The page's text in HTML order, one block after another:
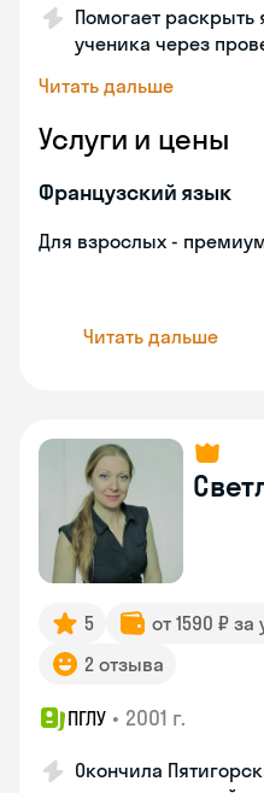
Помогает раскрыть
ученика через
Читать дальше
Услуги и цены
Французский язык
Для взрослых -
Читать дальше
5 от 1590 ₽ за
2 отзыва
ПГЛУ • 2001 г.
Окончила